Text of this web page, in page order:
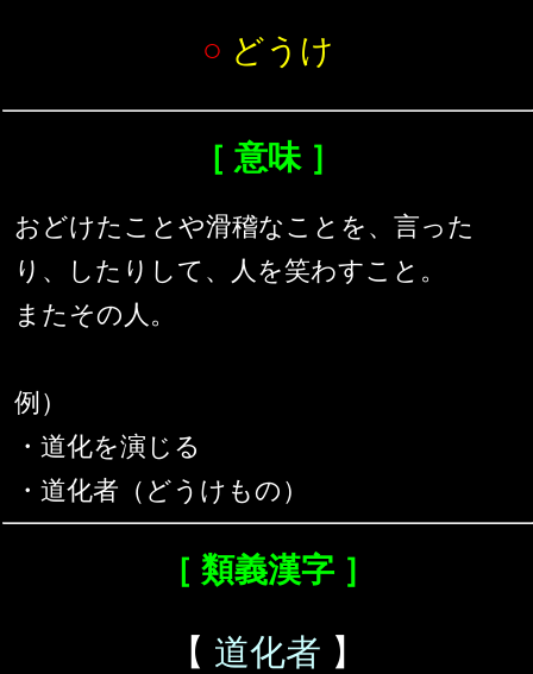
○ どうけ
［ 意味 ］
おどけたことや滑稽なことを、言った
り、したりして、人を笑わすこと。
またその人。
例）
・道化を演じる
・道化者（どうけもの）
［ 類義漢字 ］
【 道化者 】